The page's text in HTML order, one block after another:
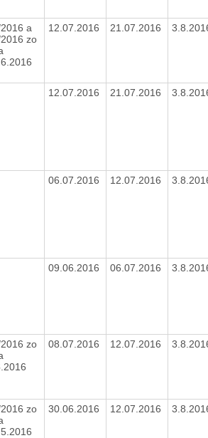
a
zo
12.07.2016 21.07.2016
12.07.2016 21.07.2016
06.07.2016 12.07.2016
09.06.2016 06.07.2016
zo
08.07.2016 12.07.2016
zo
30.06.2016 12.07.2016